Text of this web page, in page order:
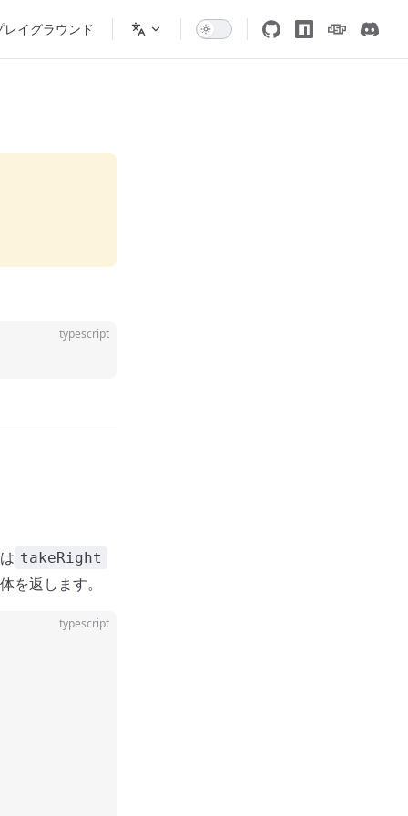
レイグラウンド
typescript
takeRight
を返します。
typescript